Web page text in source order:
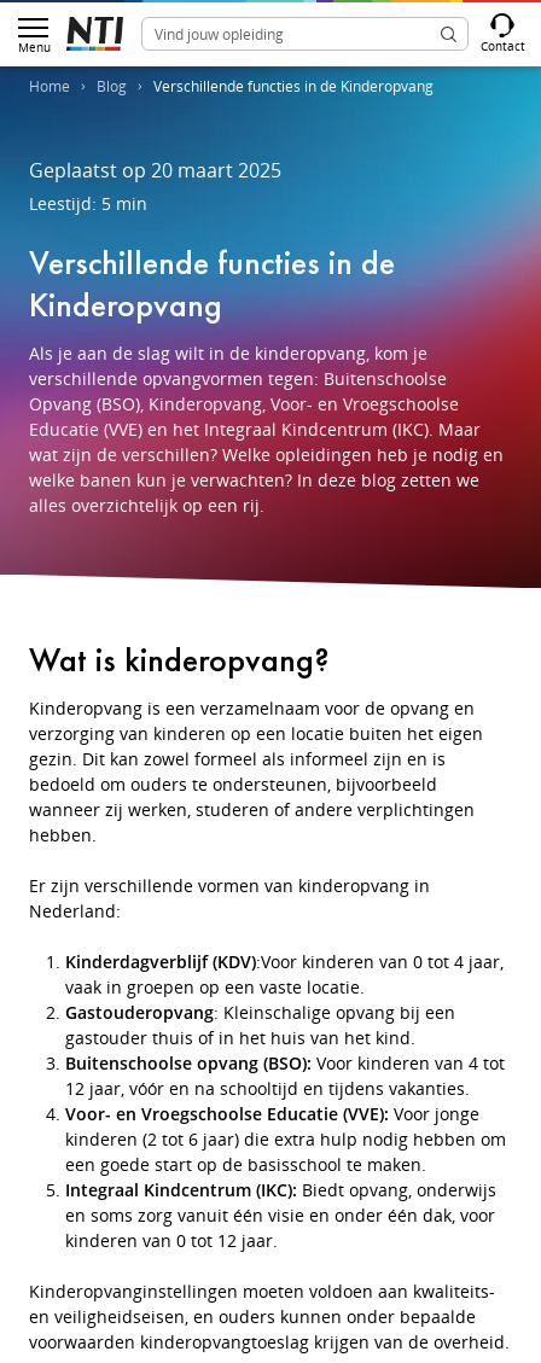
Menu Contact
Home Blog Verschillende functies in de Kinderopvang
Geplaatst op 20 maart 2025
Leestijd: 5 min
Verschillende functies in de
Kinderopvang
Als je aan de slag wilt in de kinderopvang, kom je
verschillende opvangvormen tegen: Buitenschoolse
Opvang (BSO), Kinderopvang, Voor- en Vroegschoolse
Educatie (VVE) en het Integraal Kindcentrum (IKC). Maar
wat zijn de verschillen? Welke opleidingen heb je nodig en
welke banen kun je verwachten? In deze blog zetten we
alles overzichtelijk op een rij.
Wat is kinderopvang?
Kinderopvang is een verzamelnaam voor de opvang en
verzorging van kinderen op een locatie buiten het eigen
gezin. Dit kan zowel formeel als informeel zijn en is
bedoeld om ouders te ondersteunen, bijvoorbeeld
wanneer zij werken, studeren of andere verplichtingen
hebben.
Er zijn verschillende vormen van kinderopvang in
Nederland:
Kinderdagverblijf (KDV):Voor kinderen van 0 tot 4 jaar,
vaak in groepen op een vaste locatie.
Gastouderopvang: Kleinschalige opvang bij een
gastouder thuis of in het huis van het kind.
Buitenschoolse opvang (BSO): Voor kinderen van 4 tot
12 jaar, vóór en na schooltijd en tijdens vakanties.
Voor- en Vroegschoolse Educatie (VVE): Voor jonge
kinderen (2 tot 6 jaar) die extra hulp nodig hebben om
een goede start op de basisschool te maken.
Integraal Kindcentrum (IKC): Biedt opvang, onderwijs
en soms zorg vanuit één visie en onder één dak, voor
kinderen van 0 tot 12 jaar.
Kinderopvanginstellingen moeten voldoen aan kwaliteits-
en veiligheidseisen, en ouders kunnen onder bepaalde
voorwaarden kinderopvangtoeslag krijgen van de overheid.